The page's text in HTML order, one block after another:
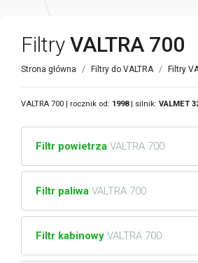
Filtry VALTRA 700
Strona główna Filtry do VALTRA Filtry
VALTRA 700 | rocznik od: 1998| silnik: VALMET
Filtr powietrza VALTRA 700
Filtr paliwa VALTRA 700
Filtr kabinowy VALTRA 700